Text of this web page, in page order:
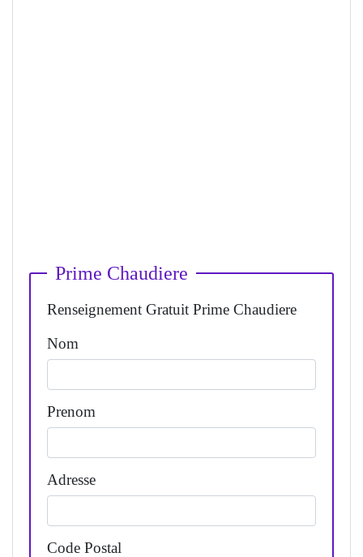
Prime Chaudiere
Renseignement Gratuit Prime Chaudiere
Nom
Prenom
Adresse
Code Postal